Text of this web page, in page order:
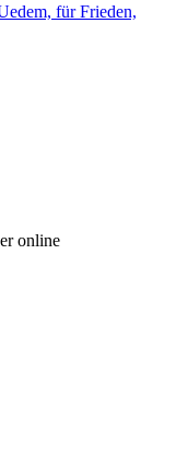
für Frieden,
online